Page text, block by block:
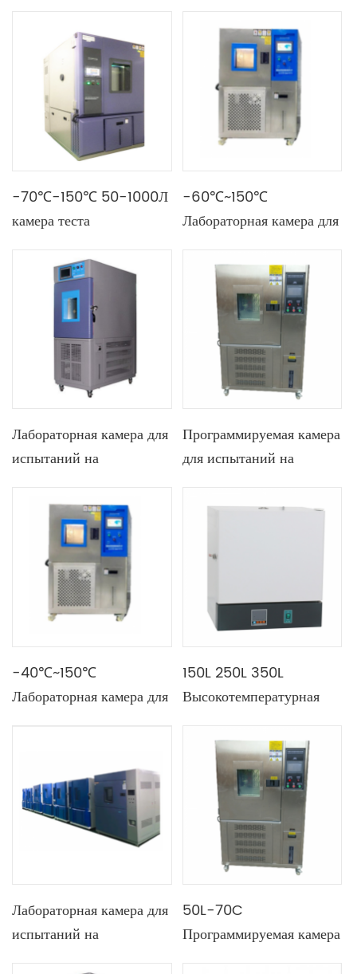
температуры и
влажности объемом 50-
1000 л с перчатками
и температуру
-70℃-150℃ 50-1000Л
камера теста
влажности системы
лабораторного
испытания термальная
-60℃~150℃
Лабораторная камера для
температуру и влажность
Лабораторная камера для
испытаний на
на 80 л
Программируемая камера
для испытаний на
и влажность 50 л, 80 л,
-40℃~150℃
Лабораторная камера для
150L 250L 350L
Высокотемпературная
рабочей камерой из
нержавеющей стали
зеркала 304
Лабораторная камера для
испытаний на
50L-70C
Программируемая камера